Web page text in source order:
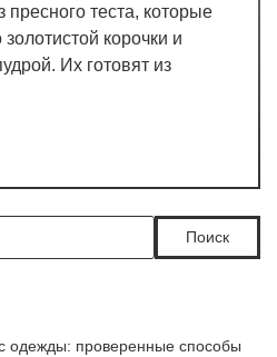
пресного теста, которые
корочки и
Их готовят из
Поиск
с одежды: проверенные способы